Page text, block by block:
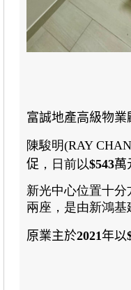
富誠地產高級物
陳駿明(RAY
促 ，日前以$543萬
新光中心位置十
兩座，是由新鴻
原業主於2021年以